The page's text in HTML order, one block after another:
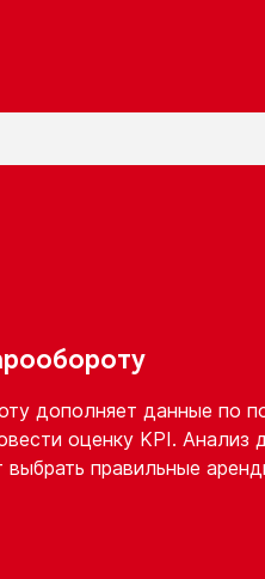
дополняет данные по
оценку KPI. Анализ
выбрать правильные